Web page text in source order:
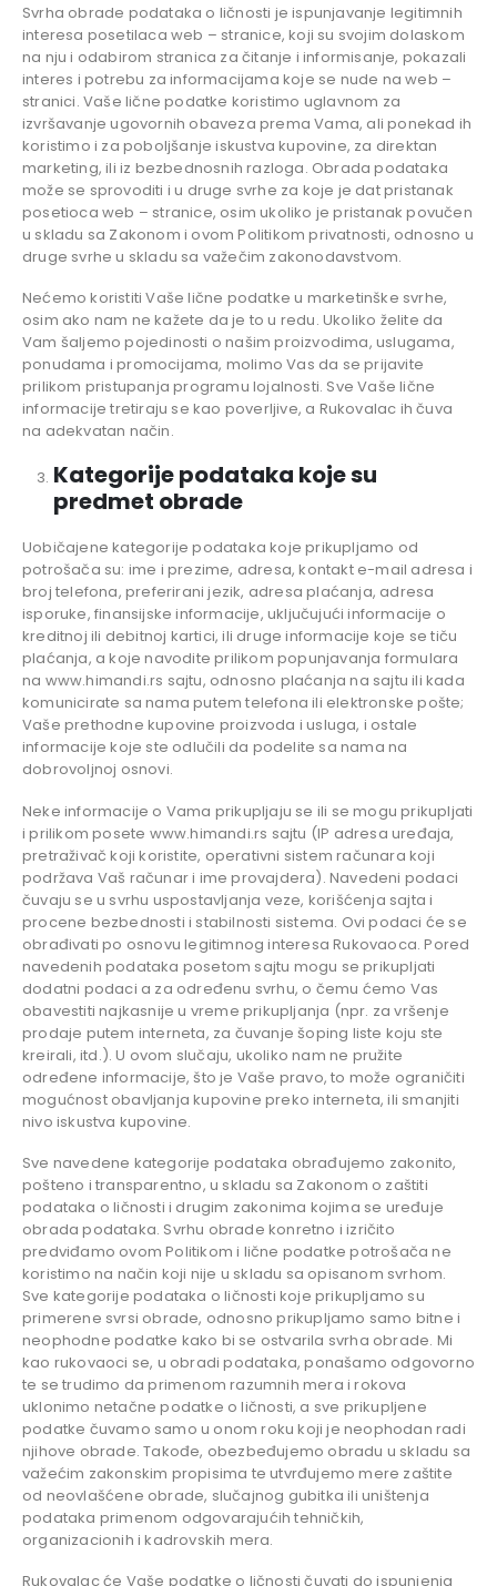
Svrha obrade podataka o ličnosti je ispunjavanje legitimnih
interesa posetilaca web – stranice, koji su svojim dolaskom
na nju i odabirom stranica za čitanje i informisanje, pokazali
interes i potrebu za informacijama koje se nude na web –
stranici. Vaše lične podatke koristimo uglavnom za
izvršavanje ugovornih obaveza prema Vama, ali ponekad ih
koristimo i za poboljšanje iskustva kupovine, za direktan
marketing, ili iz bezbednosnih razloga. Obrada podataka
može se sprovoditi i u druge svrhe za koje je dat pristanak
posetioca web – stranice, osim ukoliko je pristanak povučen
u skladu sa Zakonom i ovom Politikom privatnosti, odnosno u
druge svrhe u skladu sa važečim zakonodavstvom.
Nećemo koristiti Vaše lične podatke u marketinške svrhe,
osim ako nam ne kažete da je to u redu. Ukoliko želite da
Vam šaljemo pojedinosti o našim proizvodima, uslugama,
ponudama i promocijama, molimo Vas da se prijavite
prilikom pristupanja programu lojalnosti. Sve Vaše lične
informacije tretiraju se kao poverljive, a Rukovalac ih čuva
na adekvatan način.
Kategorije podataka koje su
predmet obrade
Uobičajene kategorije podataka koje prikupljamo od
potrošača su: ime i prezime, adresa, kontakt e-mail adresa i
broj telefona, preferirani jezik, adresa plaćanja, adresa
isporuke, finansijske informacije, uključujući informacije o
kreditnoj ili debitnoj kartici, ili druge informacije koje se tiču
plaćanja, a koje navodite prilikom popunjavanja formulara
na www.himandi.rs sajtu, odnosno plaćanja na sajtu ili kada
komunicirate sa nama putem telefona ili elektronske pošte;
Vaše prethodne kupovine proizvoda i usluga, i ostale
informacije koje ste odlučili da podelite sa nama na
dobrovoljnoj osnovi.
Neke informacije o Vama prikupljaju se ili se mogu prikupljati
i prilikom posete www.himandi.rs sajtu (IP adresa uređaja,
pretraživač koji koristite, operativni sistem računara koji
podržava Vaš računar i ime provajdera). Navedeni podaci
čuvaju se u svrhu uspostavljanja veze, korišćenja sajta i
procene bezbednosti i stabilnosti sistema. Ovi podaci će se
obrađivati po osnovu legitimnog interesa Rukovaoca. Pored
navedenih podataka posetom sajtu mogu se prikupljati
dodatni podaci a za određenu svrhu, o čemu ćemo Vas
obavestiti najkasnije u vreme prikupljanja (npr. za vršenje
prodaje putem interneta, za čuvanje šoping liste koju ste
kreirali, itd.). U ovom slučaju, ukoliko nam ne pružite
određene informacije, što je Vaše pravo, to može ograničiti
mogućnost obavljanja kupovine preko interneta, ili smanjiti
nivo iskustva kupovine.
Sve navedene kategorije podataka obrađujemo zakonito,
pošteno i transparentno, u skladu sa Zakonom o zaštiti
podataka o ličnosti i drugim zakonima kojima se uređuje
obrada podataka. Svrhu obrade konretno i izričito
predviđamo ovom Politikom i lične podatke potrošača ne
koristimo na način koji nije u skladu sa opisanom svrhom.
Sve kategorije podataka o ličnosti koje prikupljamo su
primerene svrsi obrade, odnosno prikupljamo samo bitne i
neophodne podatke kako bi se ostvarila svrha obrade. Mi
kao rukovaoci se, u obradi podataka, ponašamo odgovorno
te se trudimo da primenom razumnih mera i rokova
uklonimo netačne podatke o ličnosti, a sve prikupljene
podatke čuvamo samo u onom roku koji je neophodan radi
njihove obrade. Takođe, obezbeđujemo obradu u skladu sa
važećim zakonskim propisima te utvrđujemo mere zaštite
od neovlašćene obrade, slučajnog gubitka ili uništenja
podataka primenom odgovarajućih tehničkih,
organizacionih i kadrovskih mera.
Rukovalac će Vaše podatke o ličnosti čuvati do ispunjenja